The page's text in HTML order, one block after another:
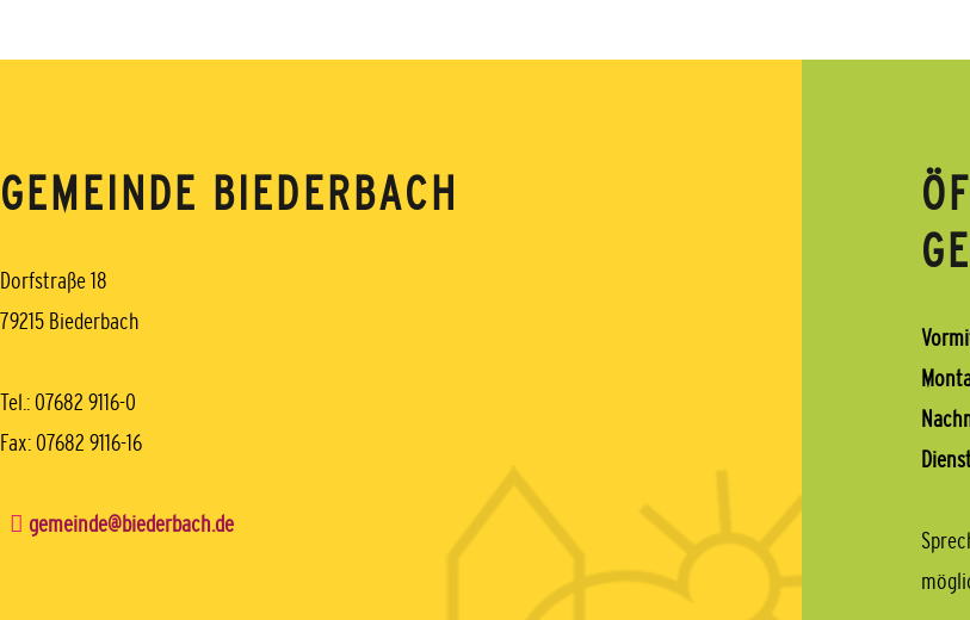
GEMEINDE BIEDERBACH
Dorfstraße 18
79215 Biederbach
Tel.: 07682 9116-0
Fax: 07682 9116-16
gemeinde@biederbach.de